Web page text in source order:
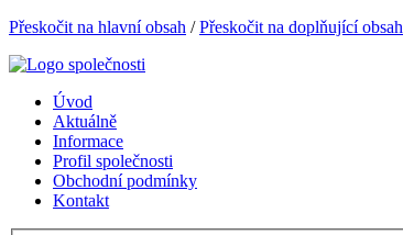
Přeskočit na hlavní obsah /Přeskočit na doplňující obsah
Úvod
Aktuálně
Informace
Profil společnosti
Obchodní podmínky
Kontakt